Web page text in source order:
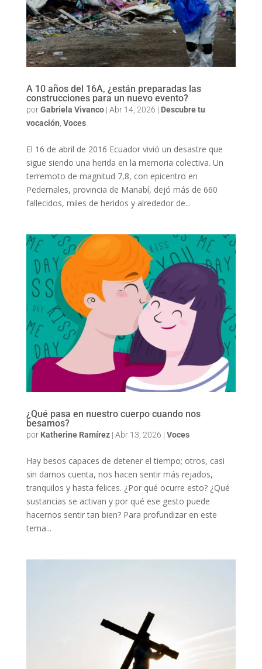
A 10 años del 16A, ¿están preparadas las
construcciones para un nuevo evento?
porGabriela Vivanco| Abr 14, 2026 | Descubre tu
vocación Voces
El 16 de abril de 2016 Ecuador vivió un desastre que
sigue siendo una herida en la memoria colectiva. Un
terremoto de magnitud 7,8, con epicentro en
Pedernales, provincia de Manabí, dejó más de 660
fallecidos, miles de heridos y alrededor de...
¿Qué pasa en nuestro cuerpo cuando nos
besamos?
por Katherine Ramírez| Abr 13, 2026 | Voces
Hay besos capaces de detener el tiempo; otros, casi
sin darnos cuenta, nos hacen sentir más rejados,
tranquilos y hasta felices. ¿Por qué ocurre esto? ¿Qué
sustancias se activan y por qué ese gesto puede
hacernos sentir tan bien? Para profundizar en este
tema...